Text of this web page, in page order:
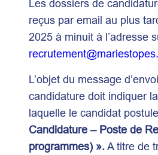
Les dossiers de
reçus par email au plus
2025 à minuit à l’adresse
L’objet du message
candidature doit indiquer
laquelle le candidat
Candidature – Poste de
programmes) ».A titre de